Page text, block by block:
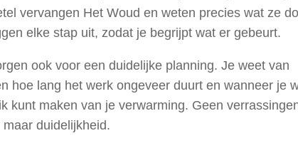
vervangen Het Woud en weten precies wat ze
elke stap uit, zodat je begrijpt wat er gebeurt.
ook voor een duidelijke planning. Je weet van
hoe lang het werk ongeveer duurt en wanneer je
kunt maken van je verwarming. Geen
maar duidelijkheid.